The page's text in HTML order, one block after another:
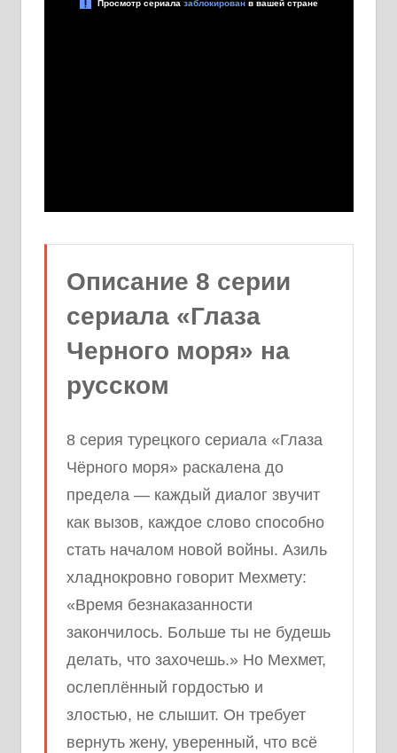
Описание 8 серии
сериала «Глаза
Черного моря» на
русском
8 серия турецкого сериала «Глаза
Чёрного моря» раскалена до
предела — каждый диалог звучит
как вызов, каждое слово способно
стать началом новой войны. Азиль
хладнокровно говорит Мехмету:
«Время безнаказанности
закончилось. Больше ты не будешь
делать, что захочешь.» Но Мехмет,
ослеплённый гордостью и
злостью, не слышит. Он требует
вернуть жену, уверенный, что всё